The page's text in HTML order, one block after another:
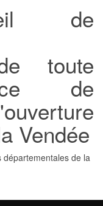
de
toute
de
Vendée
de la